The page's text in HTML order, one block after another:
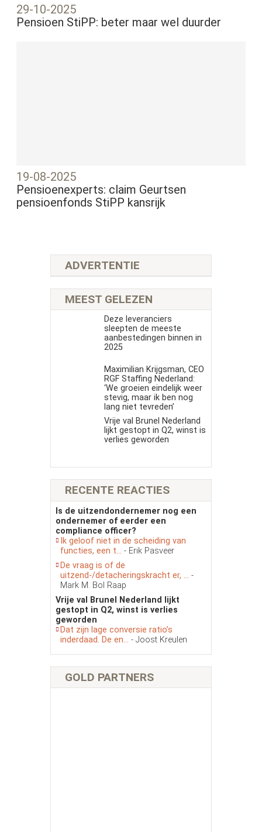
29-10-2025
Pensioen StiPP: beter maar wel duurder
19-08-2025
Pensioenexperts: claim Geurtsen
pensioenfonds StiPP kansrijk
ADVERTENTIE
MEEST GELEZEN
Deze leveranciers
sleepten de meeste
aanbestedingen binnen in
2025
Maximilian Krijgsman, CEO
RGF Staffing Nederland:
‘We groeien eindelijk weer
stevig, maar ik ben nog
lang niet tevreden’
Vrije val Brunel Nederland
lijkt gestopt in Q2, winst is
verlies geworden
RECENTE REACTIES
Is de uitzendondernemer nog een
ondernemer of eerder een
compliance officer?
Ik geloof niet in de scheiding van
functies, een t... - Erik Pasveer
De vraag is of de
uitzend-/detacheringskracht er, ... -
Mark M. Bol Raap
Vrije val Brunel Nederland lijkt
gestopt in Q2, winst is verlies
geworden
Dat zijn lage conversie ratio’s
inderdaad. De en... - Joost Kreulen
GOLD PARTNERS